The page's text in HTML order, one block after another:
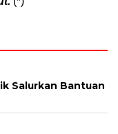
Salurkan Bantuan